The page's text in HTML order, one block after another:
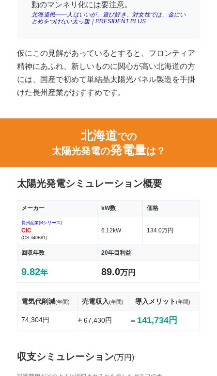
動のマンネリ化には要注意。
北海道民――人はいいが、遊び好き。対女性では、金にい
とめをつけない太っ腹｜PRESIDENT PLUS
仮にこの見解があっているとすると、フロンティア
精神にあふれ、新しいものに関心が高い北海道の方
には、国産で初めて単結晶太陽光パネル製造を手掛
けた長州産業がおすすめです。
北海道での
太陽光発電の発電量は？
太陽光発電シミュレーション概要
メーカー kW数 価格
長州産業(Bシリーズ)
CIC
(CS-340B81)
6.12kW 134.0万円
回収年数 20年目利益
9.82年 89.0万円
電気代削減(年間) 売電収入(年間) 導入メリット(年間)
74,304円 +67,430円 = 141,734円
収支シミュレーション(万円)